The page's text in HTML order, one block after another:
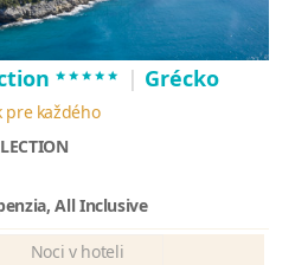
***** | Grécko
pre každého
All Inclusive
Noci v hoteli